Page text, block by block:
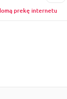
prekę internetu